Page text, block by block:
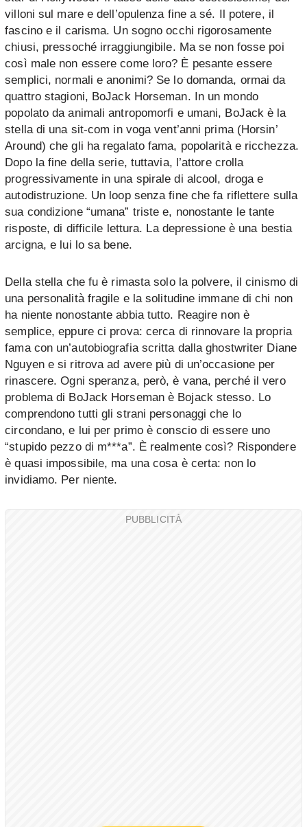
villoni sul mare e dell’opulenza fine a sé. Il potere, il
fascino e il carisma. Un sogno occhi rigorosamente
chiusi, pressoché irraggiungibile. Ma se non fosse poi
così male non essere come loro? È pesante essere
semplici, normali e anonimi? Se lo domanda, ormai da
quattro stagioni, BoJack Horseman. In un mondo
popolato da animali antropomorfi e umani, BoJack è la
stella di una sit-com in voga vent’anni prima (Horsin’
Around) che gli ha regalato fama, popolarità e ricchezza.
Dopo la fine della serie, tuttavia, l’attore crolla
progressivamente in una spirale di alcool, droga e
autodistruzione. Un loop senza fine che fa riflettere sulla
sua condizione “umana” triste e, nonostante le tante
risposte, di difficile lettura. La depressione è una bestia
arcigna, e lui lo sa bene.
Della stella che fu è rimasta solo la polvere, il cinismo di
una personalità fragile e la solitudine immane di chi non
ha niente nonostante abbia tutto. Reagire non è
semplice, eppure ci prova: cerca di rinnovare la propria
fama con un’autobiografia scritta dalla ghostwriter Diane
Nguyen e si ritrova ad avere più di un’occasione per
rinascere. Ogni speranza, però, è vana, perché il vero
problema di BoJack Horseman è Bojack stesso. Lo
comprendono tutti gli strani personaggi che lo
circondano, e lui per primo è conscio di essere uno
“stupido pezzo di m***a”. È realmente così? Rispondere
è quasi impossibile, ma una cosa è certa: non lo
invidiamo. Per niente.
PUBBLICITÀ